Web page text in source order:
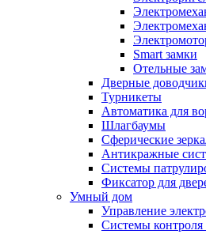
Smart замки
Отельные
Дверные
Турникеты
Автоматика для
Шлагбаумы
Сферические
Антикражные
Системы
Фиксатор для
Умный дом
Управление
Системы